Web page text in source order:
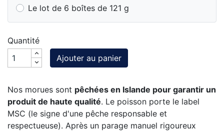
Le lot de 6 boîtes de 121 g
Quantité
Ajouter au panier
Nos morues sont pêchées en Islande pour garantir un
produit de haute qualité. Le poisson porte le label
MSC (le signe d'une pêche responsable et
respectueuse). Après un parage manuel rigoureux